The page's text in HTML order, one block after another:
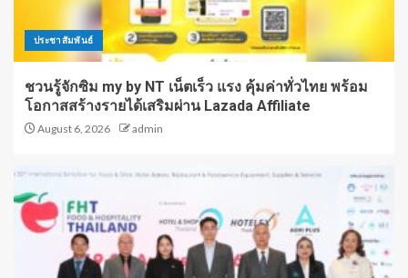
ประชาสัมพันธ์
ชวนรู้จักซิม my by NT เน็ตเร็ว แรง คุ้มค่าทั่วไทย พร้อม
โอกาสสร้างรายได้เสริมผ่าน Lazada Affiliate
August 6, 2026 admin